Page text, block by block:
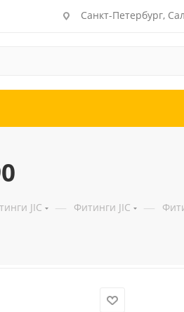
Санкт-Петербург,
JIC — Фитинги JIC —